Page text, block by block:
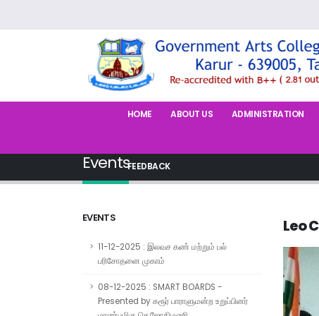
HOME ABOUT US ADMINISTRATION
FEEDBACK
Events
EVENTS
11-12-2025 : இலவச கண் மற்றும் பல்
பரிசோதனை முகாம்
08-12-2025 : SMART BOARDS -
Presented by கரூர் பாராளுமன்ற உறுப்பினர்
Leo